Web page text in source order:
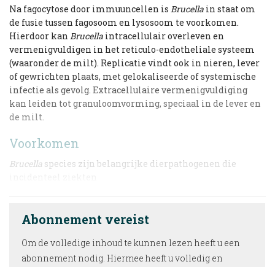
Na fagocytose door immuuncellen is Brucella in staat om
de fusie tussen fagosoom en lysosoom te voorkomen.
Hierdoor kan Brucella intracellulair overleven en
vermenigvuldigen in het reticulo-endotheliale systeem
(waaronder de milt). Replicatie vindt ook in nieren, lever
of gewrichten plaats, met gelokaliseerde of systemische
infectie als gevolg. Extracellulaire vermenigvuldiging
kan leiden tot granuloomvorming, speciaal in de lever en
de milt.
Voorkomen
Brucella species zijn belangrijke dierpathogenen die
Abonnement vereist
Om de volledige inhoud te kunnen lezen heeft u een
abonnement nodig. Hiermee heeft u volledig en